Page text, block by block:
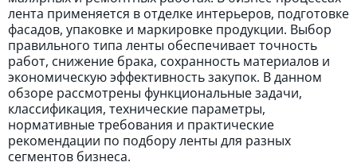
лента применяется в отделке интерьеров, подготовке
фасадов, упаковке и маркировке продукции. Выбор
правильного типа ленты обеспечивает точность
работ, снижение брака, сохранность материалов и
экономическую эффективность закупок. В данном
обзоре рассмотрены функциональные задачи,
классификация, технические параметры,
нормативные требования и практические
рекомендации по подбору ленты для разных
сегментов бизнеса.